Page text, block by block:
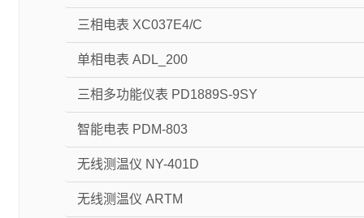
三相电表 XC037E4/C
单相电表 ADL_200
三相多功能仪表 PD1889S-9SY
智能电表 PDM-803
无线测温仪 NY-401D
无线测温仪 ARTM